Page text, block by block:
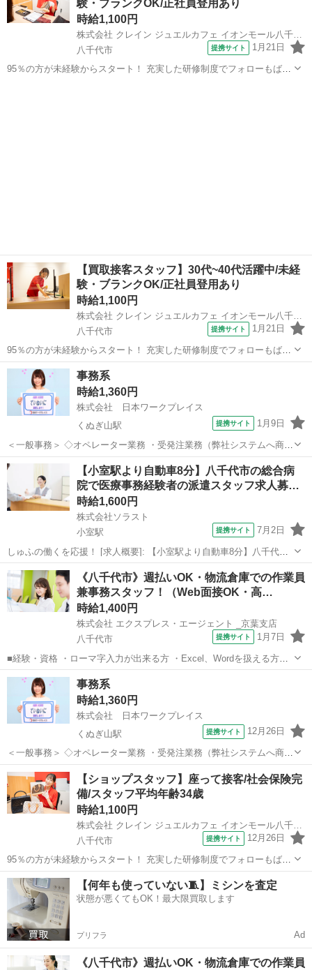
験・ブランクOK/正社員登用あり
時給1,100円
株式会社 クレイン ジュエルカフェ イオンモール八千代緑が丘店
八千代市
提携サイト 1月21日
95％の方が未経験からスタート！ 充実した研修制度でフォローもばっ
【買取接客スタッフ】30代~40代活躍中/未経
験・ブランクOK/正社員登用あり
時給1,100円
株式会社 クレイン ジュエルカフェ イオンモール八千代緑が丘店
八千代市
提携サイト 1月21日
95％の方が未経験からスタート！ 充実した研修制度でフォローもばっ
ちり◎ ／ 【働く全スタッフさんに聞いてみた】 ・ジュエルカフ
ェに決めた理由 ＼ ▼ジュエルカフェに決めた理由TOP5 ‾‾‾‾‾‾‾‾‾‾‾‾‾‾...
千葉 八千代市 一般事務
事務系
時給1,360円
株式会社 日本ワークプレイス
くぬぎ山駅
提携サイト 1月9日
＜一般事務＞ ◇オペレーター業務 ・受発注業務（弊社システムへ商品
品番入力等）※詳細は職場見学時にご確認ください。 ・電話応対 ・
伝票処理・仕分け ・セキュリティ品（鍵など）発注、キーカット等そ
の他 付随業務 このお仕事...
八千代市 くぬぎ山駅 一般事務
【小室駅より自動車8分】八千代市の総合病
院で医療事務経験者の派遣スタッフ求人募…
時給1,600円
株式会社ソラスト
小室駅
提携サイト 7月2日
しゅふの働くを応援！ [求人概要]: 【小室駅より自動車8分】八千代市
の総合病院で医療事務経験者の派遣スタッフ求人募集！ [職種名]: 病院
事務・受付（医療事務） [勤務地・最寄駅]: 千葉県八千代市 小室駅よ
り自動車...
千葉 八千代市 小室駅 一般事務
《八千代市》週払いOK・物流倉庫での作業員
兼事務スタッフ！（Web面接OK・高…
時給1,400円
株式会社 エクスプレス・エージェント _京葉支店
八千代市
提携サイト 1月7日
■経験・資格 ・ローマ字入力が出来る方 ・Excel、Wordを扱える方
—————————————— ☆長期就業可能な方 ☆50代、ミドルも
活躍中！ ■こちらのお仕事は…？ ＼当日Web面接OK！／ 自宅からリ
ラックス...
千葉 八千代市 一般事務
事務系
時給1,360円
株式会社 日本ワークプレイス
くぬぎ山駅
提携サイト 12月26日
＜一般事務＞ ◇オペレーター業務 ・受発注業務（弊社システムへ商品
品番入力等）※詳細は職場見学時にご確認ください。 ・電話応対 ・
伝票処理・仕分け ・セキュリティ品（鍵など）発注、キーカット等そ
の他 付随業務 このお仕事...
千葉 八千代市 くぬぎ山駅 一般事務
【ショップスタッフ】座って接客/社会保険完
備/スタッフ平均年齢34歳
時給1,100円
株式会社 クレイン ジュエルカフェ イオンモール八千代緑が丘店
八千代市
提携サイト 12月26日
95％の方が未経験からスタート！ 充実した研修制度でフォローもばっ
ちり◎ ／ 【働く全スタッフさんに聞いてみた】 ・ジュエルカフ
ェに決めた理由 ＼ ▼ジュエルカフェに決めた理由TOP5 ‾‾‾‾‾‾‾‾‾‾‾‾‾‾...
千葉 八千代市 一般事務
【何年も使っていない🧵】ミシンを査定
状態が悪くてもOK！最大限買取します
プリフラ Ad
《八千代市》週払いOK・物流倉庫での作業員